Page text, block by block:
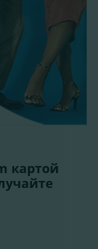
картой